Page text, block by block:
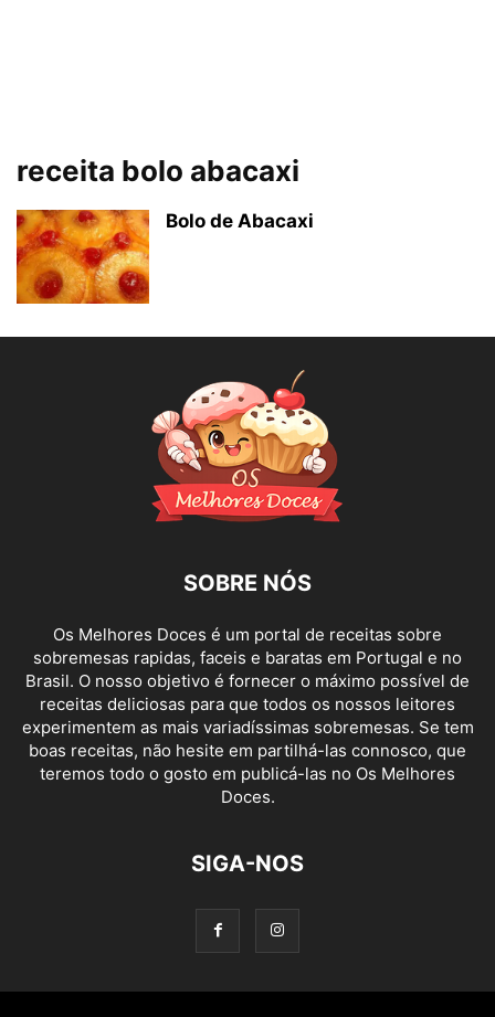
receita bolo abacaxi
Bolo de Abacaxi
SOBRE NÓS
Os Melhores Doces é um portal de receitas sobre
sobremesas rapidas, faceis e baratas em Portugal e no
Brasil. O nosso objetivo é fornecer o máximo possível de
receitas deliciosas para que todos os nossos leitores
experimentem as mais variadíssimas sobremesas. Se tem
boas receitas, não hesite em partilhá-las connosco, que
teremos todo o gosto em publicá-las no Os Melhores
Doces.
SIGA-NOS